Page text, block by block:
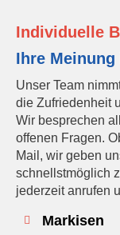
Individuelle
Ihre
Unser Team
die Zufriedenheit
Wir besprechen
offenen Fragen.
Mail, wir geben
schnellstmöglich
jederzeit anrufen
Markisen